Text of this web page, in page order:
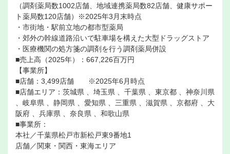
（調剤薬局数1002店舗、地域連携薬局数82店舗、健康サポー
ト薬局数120店舗）※2025年3月末時点
・市街地・駅前立地の都市型薬局
・郊外の幹線道路沿いで駐車場を構えた大型ドラッグストア
・医療機関の処方箋の調剤を行う調剤薬局併設
■売上高（2025年）：667,226百万円
【事業所】
■店舗：3,499店舗 ※2025年6月時点
■店舗エリア：茨城県 、埼玉県 、千葉県 、東京都 、神奈川県
、岐阜県 、静岡県 、愛知県 、三重県 、滋賀県 、京都府 、大
阪府 、兵庫県 、奈良県 、和歌山県
■事業所：
本社／千葉県松戸市新松戸東9番地1
店舗／関東・関西・東海エリア